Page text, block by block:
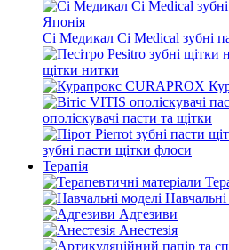
Сі Медикал Ci Medical зубні
щітки нитки
ополіскувачі пасти та щітки
зубні пасти щітки флоси
Терапія
Навчальні
Адгезиви
Анестезія